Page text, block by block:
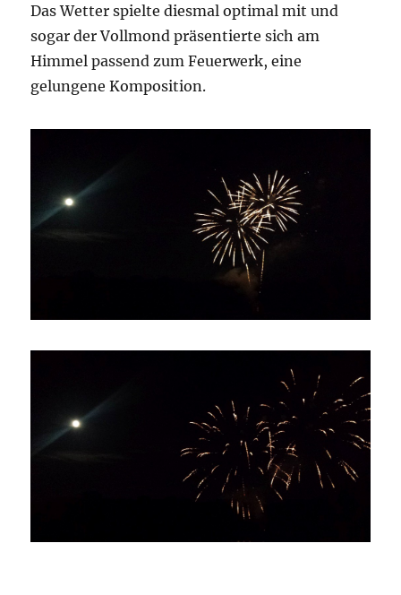
Das Wetter spielte diesmal optimal mit und
sogar der Vollmond präsentierte sich am
Himmel passend zum Feuerwerk, eine
gelungene Komposition.